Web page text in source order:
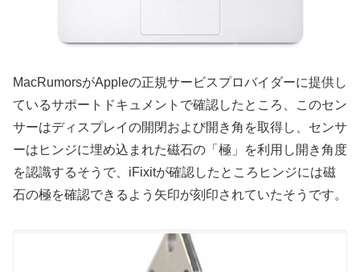
MacRumorsがAppleの正規サービスプロバイダーに提供し
ているサポートドキュメントで確認したところ、このセン
サーはディスプレイの開閉および開き角を取得し、センサ
ーはヒンジに埋め込まれた磁石の「極」を利用し開き角度
を認識するそうで、iFixitが確認したところヒンジには磁
石の極を確認できるよう矢印が刻印されていたそうです。